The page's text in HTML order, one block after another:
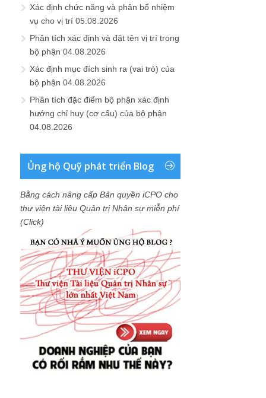
Xác định chức năng và phân bổ nhiệm
vụ cho vị trí 05.08.2026
Phân tích xác định và đặt tên vị trí trong
bộ phận 04.08.2026
Xác định mục đích sinh ra (vai trò) của
bộ phận 04.08.2026
Phân tích đặc điểm bộ phận xác định
hướng chỉ huy (cơ cấu) của bộ phận
04.08.2026
Ủng hộ Quỹ phát triển Blog
Bằng cách nâng cấp Bản quyền iCPO cho
thư viện tài liệu Quản trị Nhân sự miễn phí
(Click)